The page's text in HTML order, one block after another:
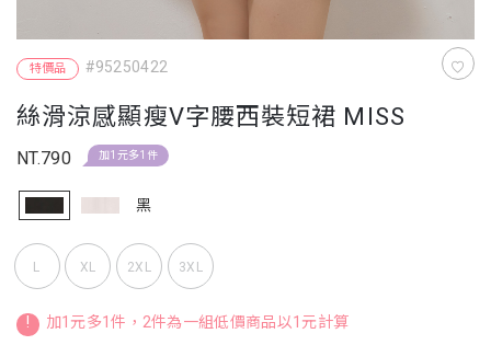
特價品 #95250422
絲滑涼感顯瘦V字腰西裝短裙 MISS
NT.790 加1元多1件
黑
L XL 2XL 3XL
!
加1元多1件，2件為一組低價商品以1元計算